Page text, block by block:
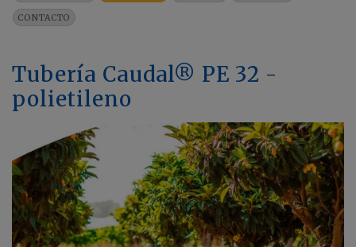
CONTACTO
Tubería Caudal® PE 32 -
polietileno